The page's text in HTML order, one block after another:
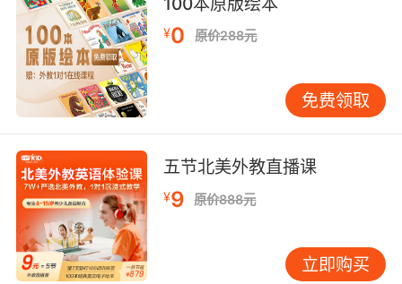
在竞争中学习，在合作中进步。这种寓教于乐的
方式，不仅能够缓解学习压力，还能激发学生的
潜能，让语法学习变得更加主动和高效。 四、文
化融合，深化理解 语言是文化的载体，语法学习
也不例外。VIPKID在教学中融入英语国家的文化
背景知识，如节日习俗、历史故事、社会礼仪
等，帮助学生理解语法背后的文化内涵。这样，
学生在学习语法的同时，也能增进对英语国家的
了解，提升跨文化交流的能力。正如人类学家霍
尔所言：“文化是沉默的语言，掌握了文化，就掌
握了打开心灵之门的钥匙。” 通过对比中西方文化
差异，学生可以更深刻地理解某些语法现象的产
¥0 原价288元
免费领取
五节北美外教直播课
¥9 原价888元
立即购买